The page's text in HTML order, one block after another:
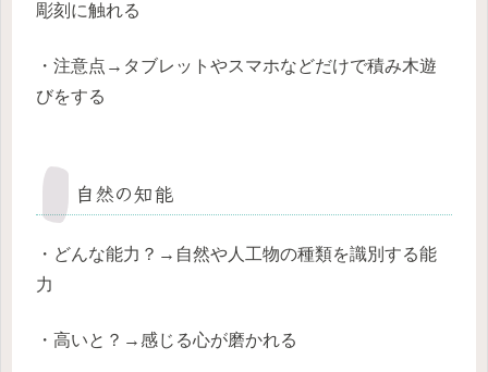
彫刻に触れる
・注意点→タブレットやスマホなどだけで積み木遊
びをする
自然の知能
・どんな能力？→自然や人工物の種類を識別する能
力
・高いと？→感じる心が磨かれる